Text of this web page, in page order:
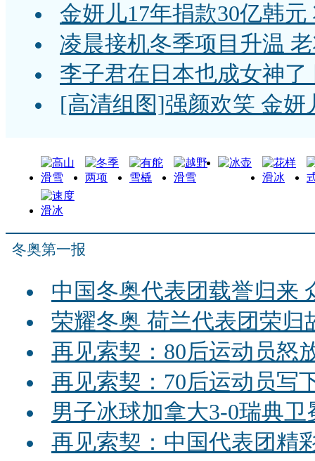
金妍儿17年捐款30亿韩
凌晨接机冬季项目升温
李子君在日本也成女神
[高清组图]强颜欢笑 金妍
冬奥第一报
中国冬奥代表团载誉归来
荣耀冬奥 荷兰代表团荣归
再见索契：80后运动员怒
再见索契：70后运动员写
男子冰球加拿大3-0瑞典
再见索契：中国代表团精